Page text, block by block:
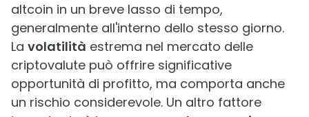
altcoin in un breve lasso di tempo,
generalmente all'interno dello stesso giorno.
La volatilità estrema nel mercato delle
criptovalute può offrire significative
opportunità di profitto, ma comporta anche
un rischio considerevole. Un altro fattore